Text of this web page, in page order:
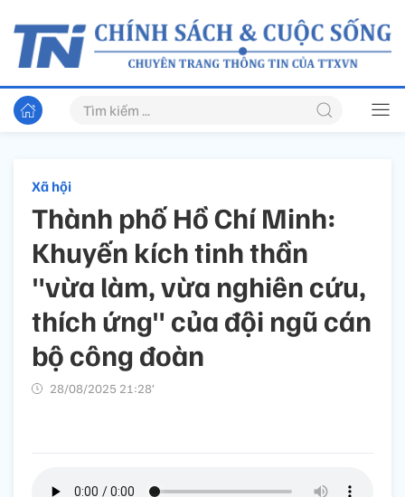
Xã hội
Thành phố Hồ Chí Minh:
Khuyến kích tinh thần
"vừa làm, vừa nghiên cứu,
thích ứng" của đội ngũ cán
bộ công đoàn
28/08/2025 21:28’